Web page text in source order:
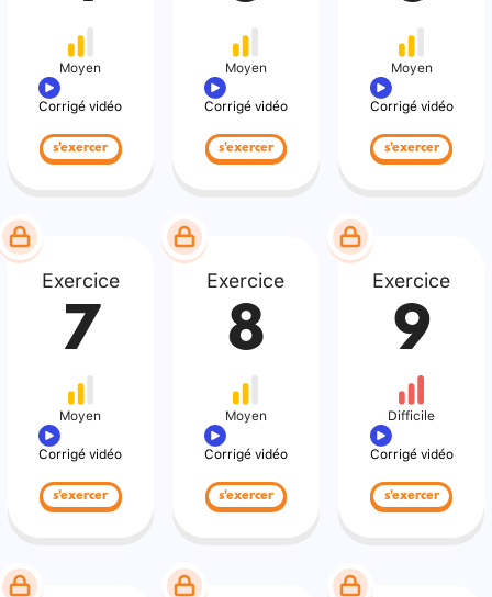
Moyen
Corrigé vidéo
s'exercer
Moyen
Corrigé vidéo
s'exercer
Moyen
Corrigé vidéo
s'exercer
Exercice
7
Moyen
Corrigé vidéo
s'exercer
Exercice
8
Moyen
Corrigé vidéo
s'exercer
Exercice
9
Difficile
Corrigé vidéo
s'exercer